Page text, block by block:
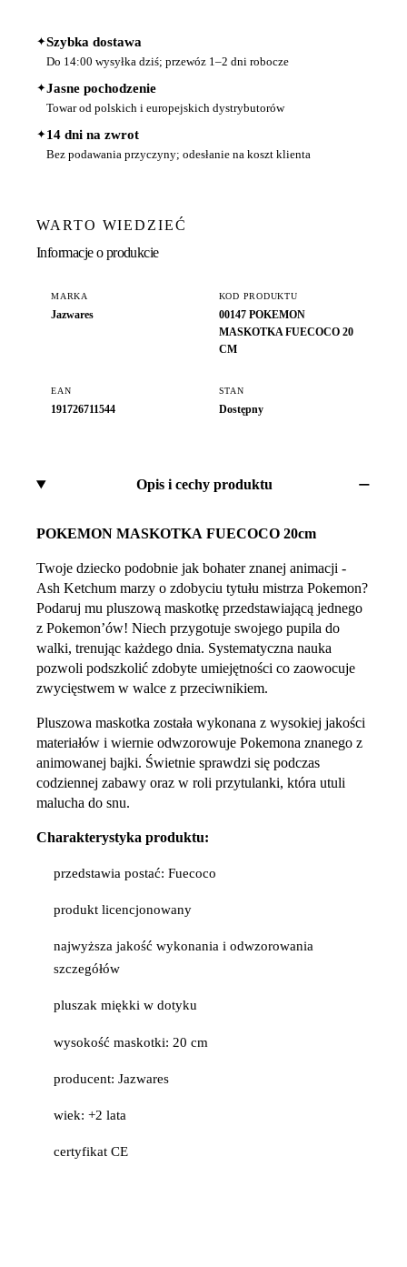
✦Szybka dostawa
Do 14:00 wysyłka dziś; przewóz 1–2 dni robocze
✦Jasne pochodzenie
Towar od polskich i europejskich dystrybutorów
✦14 dni na zwrot
Bez podawania przyczyny; odesłanie na koszt klienta
WARTO WIEDZIEĆ
Informacje o produkcie
MARKA
Jazwares
KOD PRODUKTU
00147 POKEMON
MASKOTKA FUECOCO 20
CM
EAN
191726711544
STAN
Dostępny
Opis i cechy produktu
POKEMON MASKOTKA FUECOCO 20cm
Twoje dziecko podobnie jak bohater znanej animacji -
Ash Ketchum marzy o zdobyciu tytułu mistrza Pokemon?
Podaruj mu pluszową maskotkę przedstawiającą jednego
z Pokemon’ów! Niech przygotuje swojego pupila do
walki, trenując każdego dnia. Systematyczna nauka
pozwoli podszkolić zdobyte umiejętności co zaowocuje
zwycięstwem w walce z przeciwnikiem.
Pluszowa maskotka została wykonana z wysokiej jakości
materiałów i wiernie odwzorowuje Pokemona znanego z
animowanej bajki. Świetnie sprawdzi się podczas
codziennej zabawy oraz w roli przytulanki, która utuli
malucha do snu.
Charakterystyka produktu:
przedstawia postać: Fuecoco
produkt licencjonowany
najwyższa jakość wykonania i odwzorowania
szczegółów
pluszak miękki w dotyku
wysokość maskotki: 20 cm
producent: Jazwares
wiek: +2 lata
certyfikat CE